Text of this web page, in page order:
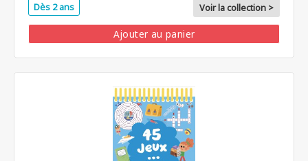
Dès 2 ans Voir la collection >
Ajouter au panier